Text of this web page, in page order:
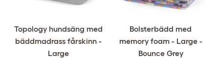
Topology hundsäng med
bäddmadrass fårskinn -
Large
Bolsterbädd med
memory foam - Large -
Bounce Grey